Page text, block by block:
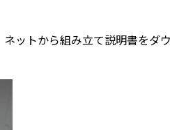
ットから組み立て説明書をダ